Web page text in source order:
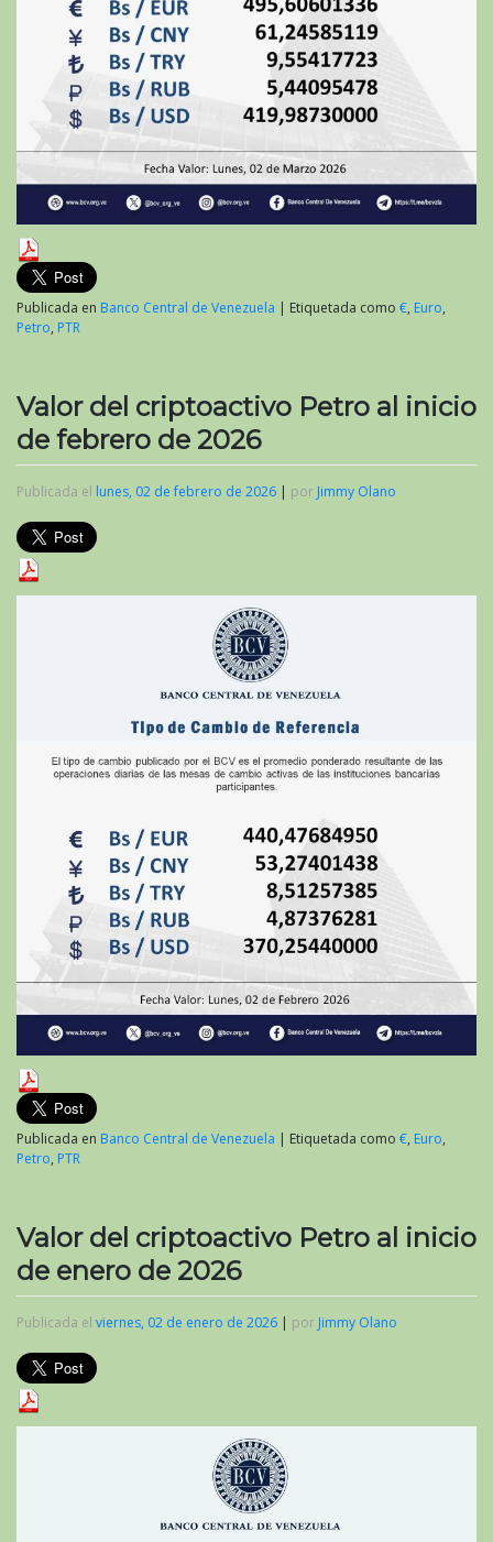
Publicada en Banco Central de Venezuela | Etiquetada como €, Euro,
Petro, PTR
Valor del criptoactivo Petro al inicio
de febrero de 2026
Publicada el lunes, 02 de febrero de 2026 | por Jimmy Olano
Publicada en Banco Central de Venezuela | Etiquetada como €, Euro,
Petro, PTR
Valor del criptoactivo Petro al inicio
de enero de 2026
Publicada el viernes, 02 de enero de 2026 | por Jimmy Olano